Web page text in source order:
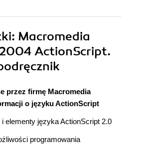
: Macromedia
ActionScript.
przez firmę Macromedia
o języku ActionScript
i elementy języka ActionScript 2.0
programowania